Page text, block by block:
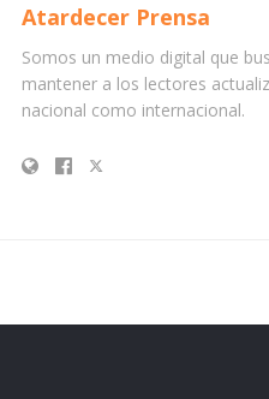
Atardecer Prensa
Somos un medio digital que
mantener a los lectores
nacional como internacional.